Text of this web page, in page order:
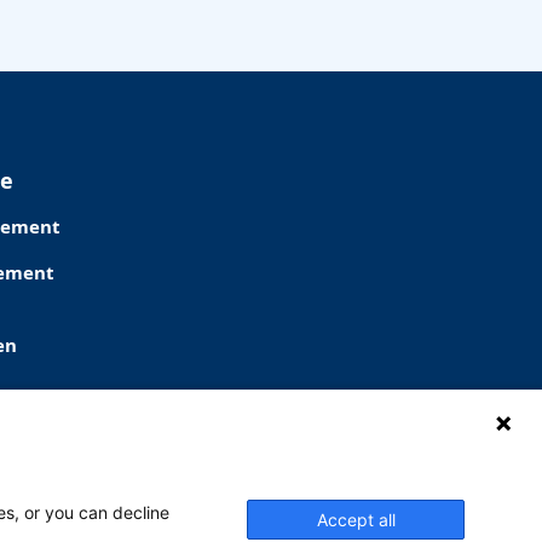
or you can decline Accept all